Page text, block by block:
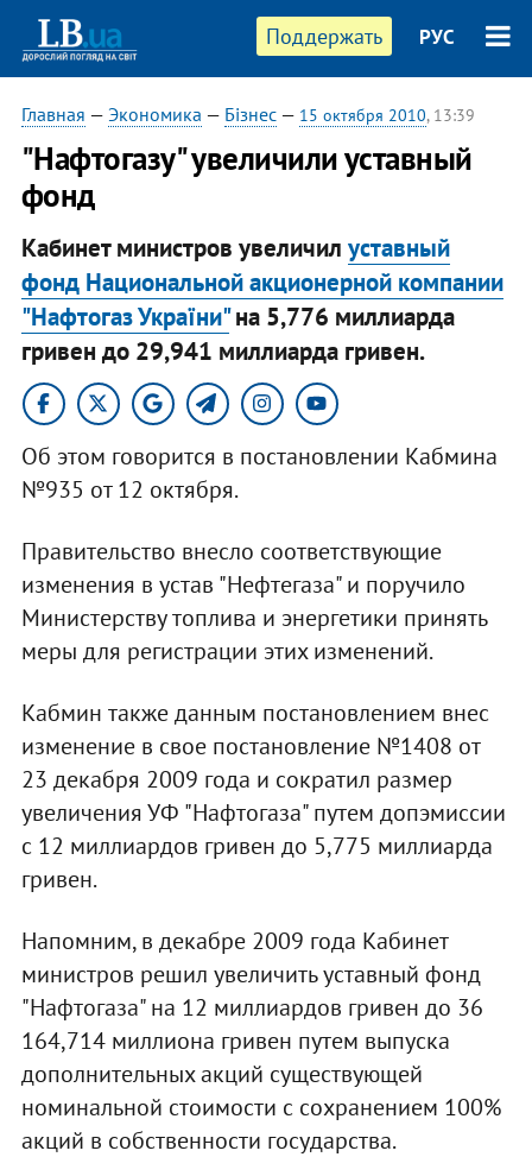
Поддержать РУС
Главная — Экономика — Бізнес— 15 октября 2010, 13:39
"Нафтогазу" увеличили уставный
фонд
Кабинет министров увеличил уставный
фонд Национальной акционерной компании
"Нафтогаз України"на 5,776 миллиарда
гривен до 29,941 миллиарда гривен.​
Об этом говорится в постановлении Кабмина
№935 от 12 октября.
Правительство внесло соответствующие
изменения в устав "Нефтегаза" и поручило
Министерству топлива и энергетики принять
меры для регистрации этих изменений.
Кабмин также данным постановлением внес
изменение в свое постановление №1408 от
23 декабря 2009 года и сократил размер
увеличения УФ "Нафтогаза" путем допэмиссии
с 12 миллиардов гривен до 5,775 миллиарда
гривен.
Напомним, в декабре 2009 года Кабинет
министров решил увеличить уставный фонд
"Нафтогаза" на 12 миллиардов гривен до 36
164,714 миллиона гривен путем выпуска
дополнительных акций существующей
номинальной стоимости с сохранением 100%
акций в собственности государства.